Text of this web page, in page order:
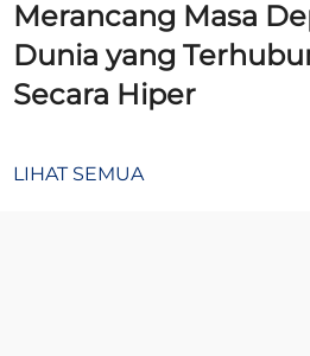
Merancang Masa
Dunia yang
Secara Hiper
LIHAT SEMUA